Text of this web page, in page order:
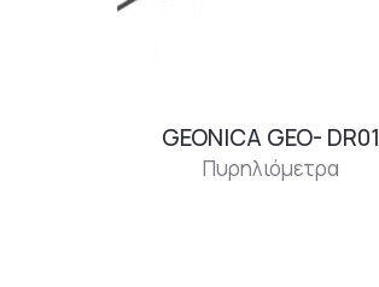
GEONICA GEO- DR01
Πυρηλιόμετρα